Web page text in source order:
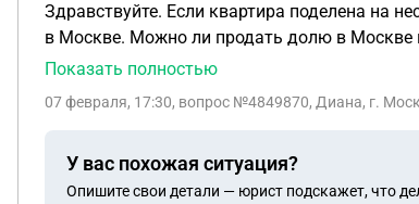
Здравствуйте. Если квартира поделена на
в Москве. Можно ли продать долю в Москве
накопил Долгов по ЖКХ, может ли второй,
Показать полностью
07 февраля, 17:30, вопрос №4849870, Диана, г.
У вас похожая ситуация?
Опишите свои детали — юрист подскажет, что